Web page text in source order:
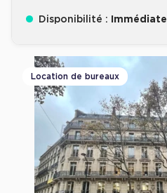
Disponibilité : Immédiate
Location de bureaux